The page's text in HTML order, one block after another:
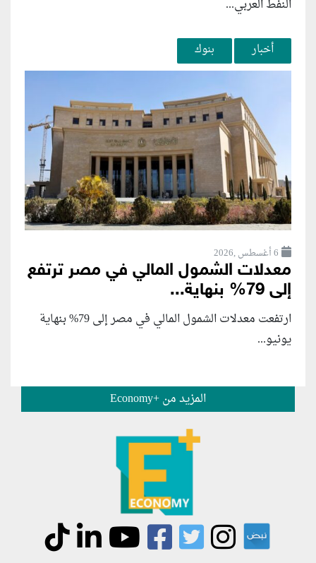
النفط العربي...
أخبار بنوك
6 أغسطس ,2026
معدلات الشمول المالي في مصر ترتفع
إلى 79% بنهاية...
ارتفعت معدلات الشمول المالي في مصر إلى 79% بنهاية
يونيو...
المزيد من +Economy